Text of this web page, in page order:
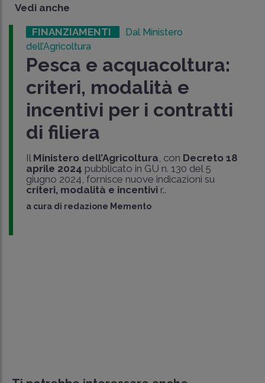
Vedi anche
FINANZIAMENTI
Dal Ministero
dell’Agricoltura
Pesca e acquacoltura:
criteri, modalità e
incentivi per i contratti
di filiera
Il Ministero dell’Agricoltura , con Decreto 18
aprile 2024 pubblicato in GU n. 130 del 5
giugno 2024, fornisce nuove indicazioni su
criteri, modalità e incentivir..
a cura di redazione Memento